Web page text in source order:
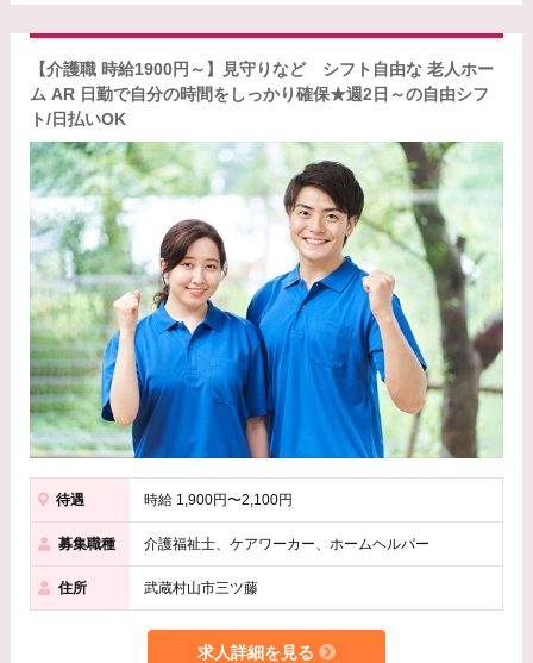
【介護職 時給1900円～】見守りなど シフト自由な 老人ホー
ム AR 日勤で自分の時間をしっかり確保★週2日～の自由シフ
ト/日払いOK
待遇 時給 1,900円〜2,100円
募集職種 介護福祉士、ケアワーカー、ホームヘルパー
住所 武蔵村山市三ツ藤
求人詳細を見る